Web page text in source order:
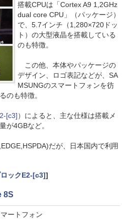
搭載CPUは「Cortex A9 1,2GHz
dual core CPU」（パッケージ）
で、5.7インチ（1,280×720ドッ
ト）の大型液晶を搭載している
のも特徴。
この他、本体やパッケージの
デザイン、ロゴ表記などが、SA
MSUNGのスマートフォンを彷
のも特徴。
[c3]）によると、主な仕様は搭載メ
が4GBなど。
だが、日本国内で利用
ックE2-[c3]]
8S
ートフォン